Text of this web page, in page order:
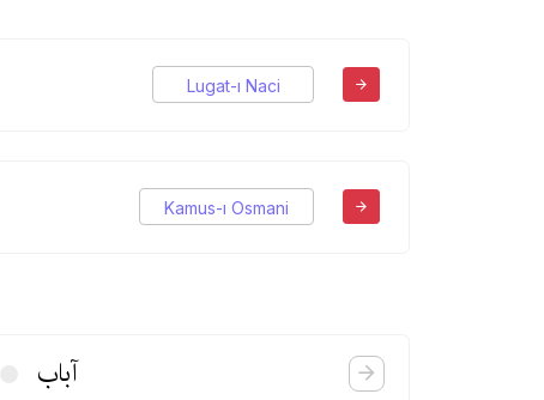
Lugat-ı Naci
Kamus-ı Osmani
آباب